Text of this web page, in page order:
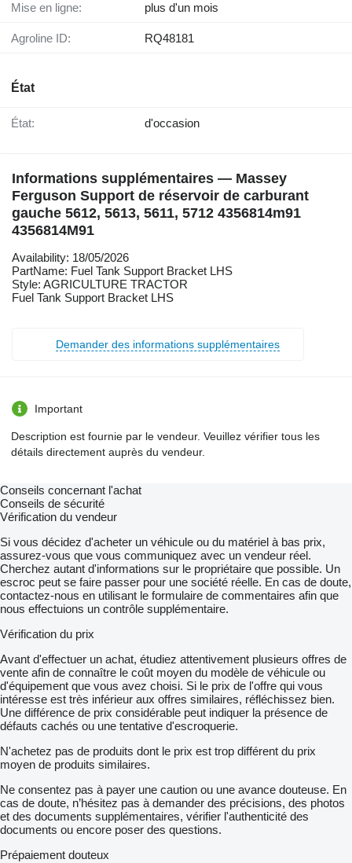
Mise en ligne: plus d'un mois
Agroline ID: RQ48181
État
État: d'occasion
Informations supplémentaires — Massey
Ferguson Support de réservoir de carburant
gauche 5612, 5613, 5611, 5712 4356814m91
4356814M91
Availability: 18/05/2026
PartName: Fuel Tank Support Bracket LHS
Style: AGRICULTURE TRACTOR
Fuel Tank Support Bracket LHS
Demander des informations supplémentaires
Important
Description est fournie par le vendeur. Veuillez vérifier tous les
détails directement auprès du vendeur.
Conseils concernant l'achat
Conseils de sécurité
Vérification du vendeur
Si vous décidez d'acheter un véhicule ou du matériel à bas prix,
assurez-vous que vous communiquez avec un vendeur réel.
Cherchez autant d'informations sur le propriétaire que possible. Un
escroc peut se faire passer pour une société réelle. En cas de doute,
contactez-nous en utilisant le formulaire de commentaires afin que
nous effectuions un contrôle supplémentaire.
Vérification du prix
Avant d'effectuer un achat, étudiez attentivement plusieurs offres de
vente afin de connaître le coût moyen du modèle de véhicule ou
d'équipement que vous avez choisi. Si le prix de l'offre qui vous
intéresse est très inférieur aux offres similaires, réfléchissez bien.
Une différence de prix considérable peut indiquer la présence de
défauts cachés ou une tentative d'escroquerie.
N'achetez pas de produits dont le prix est trop différent du prix
moyen de produits similaires.
Ne consentez pas à payer une caution ou une avance douteuse. En
cas de doute, n’hésitez pas à demander des précisions, des photos
et des documents supplémentaires, vérifier l'authenticité des
documents ou encore poser des questions.
Prépaiement douteux